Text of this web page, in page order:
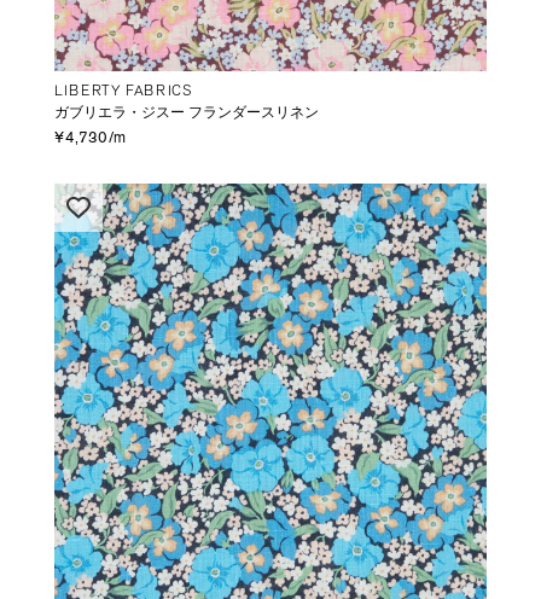
LIBERTY FABRICS
ガブリエラ・ジスー フランダースリネン
¥4,730/m